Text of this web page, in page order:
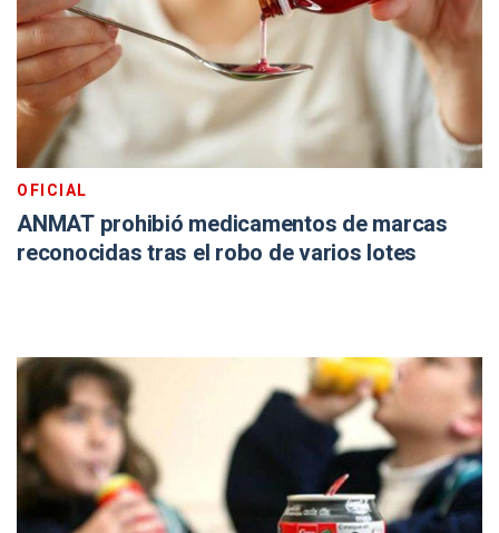
OFICIAL
ANMAT prohibió medicamentos de marcas
reconocidas tras el robo de varios lotes